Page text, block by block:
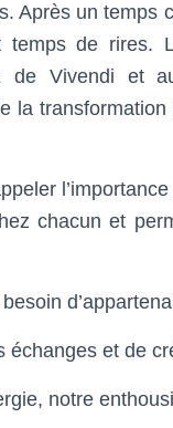
Après un temps
de rires.
de Vivendi et
la
chacun et
échanges et de
notre